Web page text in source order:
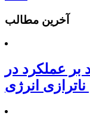
آخرین مطالب
بر عملکرد در
انرژی